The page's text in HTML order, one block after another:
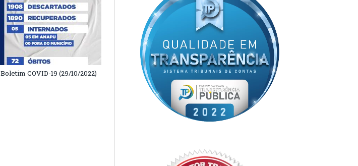
Boletim COVID-19 (29/10/2022)